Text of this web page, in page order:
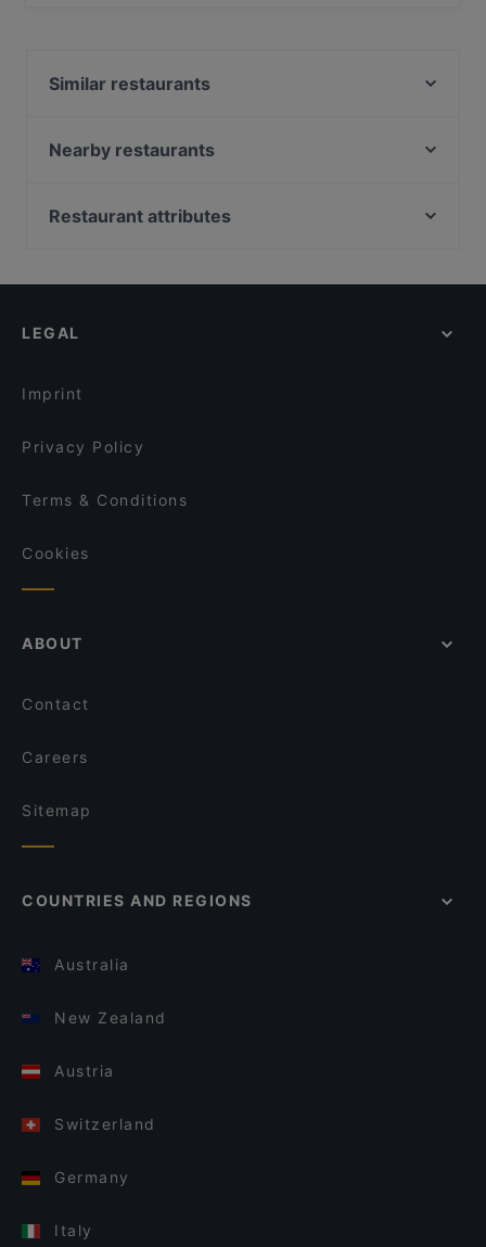
Similar restaurants
La Bodeguita del Medio
IYI fusion experience
Ristorante Pizzeria La Darsena
Nearby restaurants
Ristorante Pesce D'amare
East River | American Pub
Trattoria Nautilus
Restaurant attributes
Restaurants For Groups in Milan
LEGAL
Imprint
Privacy Policy
Terms & Conditions
Cookies
ABOUT
Contact
Careers
Sitemap
COUNTRIES AND REGIONS
Australia
New Zealand
Austria
Switzerland
Germany
Italy